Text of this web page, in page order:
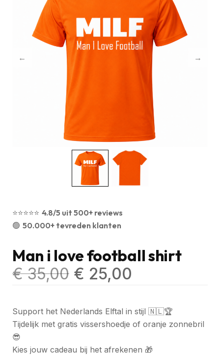
⭐️⭐️⭐️⭐️⭐️ 4.8/5 uit 500+ reviews
🟢 50.000+ tevreden klanten
Man i love football shirt
€35,00 € 25,00
Support het Nederlands Elftal in stijl 🇳🇱🏆
Tijdelijk met gratis vissershoedje of oranje zonnebril
😎
Kies jouw cadeau bij het afrekenen 🎁